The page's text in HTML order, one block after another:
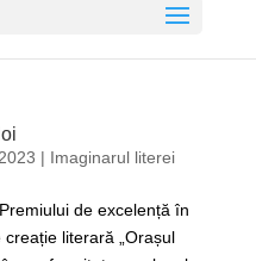
| Imaginarul literei
de excelență în
literară „Orașul